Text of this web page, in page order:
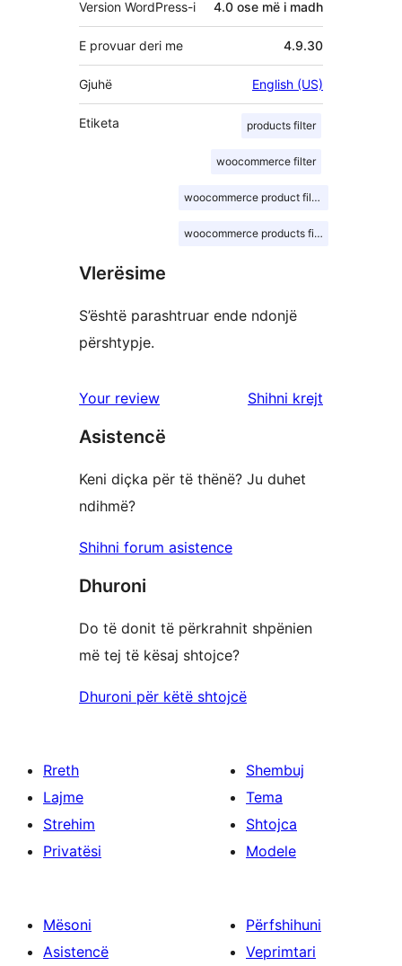
Version WordPress-i 4.0 ose më i madh
E provuar deri me 4.9.30
Gjuhë English (US)
Etiketa products filter
woocommerce filter
woocommerce product filter
woocommerce products filter
Vlerësime
S’është parashtruar ende ndonjë
përshtypje.
Your review Shihni krejt
Asistencë
Keni diçka për të thënë? Ju duhet
ndihmë?
Shihni forum asistence
Dhuroni
Do të donit të përkrahnit shpënien
më tej të kësaj shtojce?
Dhuroni për këtë shtojcë
Rreth
Lajme
Strehim
Privatësi
Shembuj
Tema
Shtojca
Modele
Mësoni
Asistencë
Përfshihuni
Veprimtari